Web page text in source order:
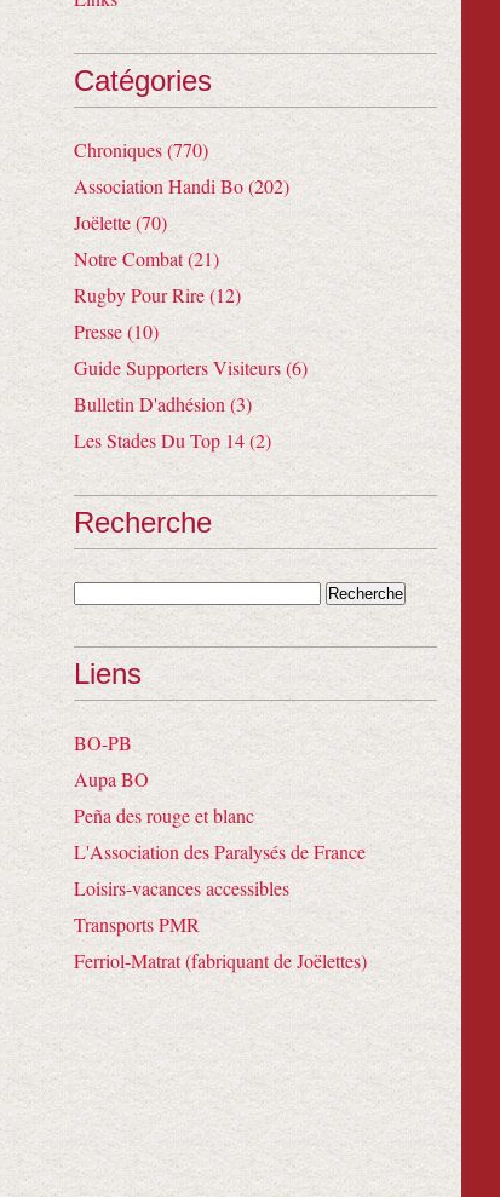
Catégories
Chroniques (770)
Association Handi Bo (202)
Joëlette (70)
Notre Combat (21)
Rugby Pour Rire (12)
Presse (10)
Guide Supporters Visiteurs (6)
Bulletin D'adhésion (3)
Les Stades Du Top 14 (2)
Recherche
Liens
BO-PB
Aupa BO
Peña des rouge et blanc
L'Association des Paralysés de France
Loisirs-vacances accessibles
Transports PMR
Ferriol-Matrat (fabriquant de Joëlettes)